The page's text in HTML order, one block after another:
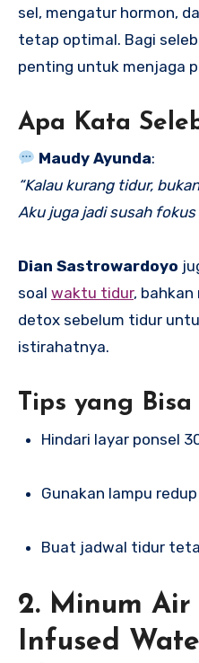
sel, mengatur hormon,
tetap optimal. Bagi
penting untuk menjaga
Apa Kata
Maudy Ayunda:
“Kalau kurang tidur,
Aku juga jadi susah fokus
Dian Sastrowardoyo
soal waktu tidur,
detox sebelum tidur
istirahatnya.
Tips yang
Hindari layar ponsel
Gunakan lampu
Buat jadwal tidur
2. Minum
Infused